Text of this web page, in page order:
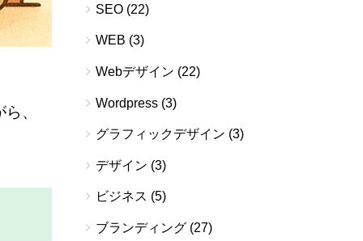
、
SEO(22)
WEB (3)
Webデザイン (22)
Wordpress(3)
グラフィックデザイン (3)
デザイン (3)
ビジネス (5)
ブランディング(27)